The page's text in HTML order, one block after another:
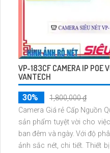
VP-183CF CAMERA IP POE
VANTECH
30%
1,800,000 ₫
Camera Giá rẻ Cấp Nguồn
sản phẩm tuyệt vời cho
ban đêm và ngày. Với độ phân giải 2.0 MP, camera cho hình
ảnh sắc nét, chi tiết. Thiết bị còn được trang bị công nghệ